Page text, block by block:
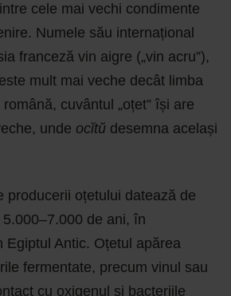
cele mai vechi condimente
Numele său internațional
franceză vin aigre („vin acru”),
mult mai veche decât limba
cuvântul „oțet” își are
unde ocĭtŭ desemna același
producerii oțetului datează de
de ani, în
Egiptul Antic. Oțetul apărea
fermentate, precum vinul sau
cu oxigenul și bacteriile